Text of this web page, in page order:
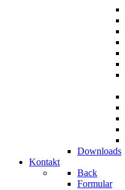
Downloads
Kontakt
Back
Formular